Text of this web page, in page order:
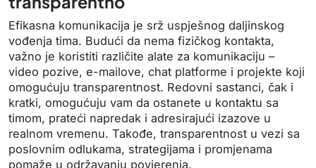
Efikasna komunikacija je srž uspješnog daljinskog
vođenja tima. Budući da nema fizičkog kontakta,
važno je koristiti različite alate za komunikaciju –
video pozive, e-mailove, chat platforme i projekte koji
omogućuju transparentnost. Redovni sastanci, čak i
kratki, omogućuju vam da ostanete u kontaktu sa
timom, prateći napredak i adresirajući izazove u
realnom vremenu. Takođe, transparentnost u vezi sa
poslovnim odlukama, strategijama i promjenama
pomaže u održavanju povjerenja.